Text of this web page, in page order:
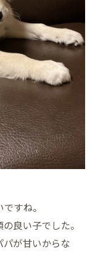
すね。
良い子でした。
が甘いからな